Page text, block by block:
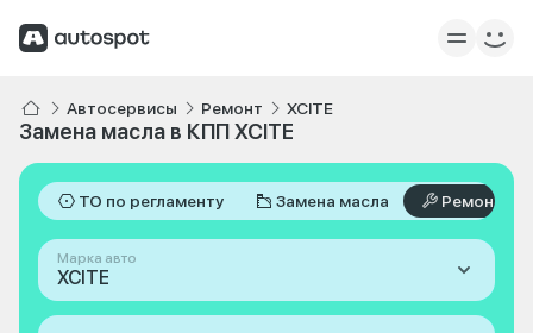
Автосервисы Ремонт XCITE
Замена масла в КПП XCITE
ТО по регламенту Замена масла Ремонт
Марка авто
XCITE